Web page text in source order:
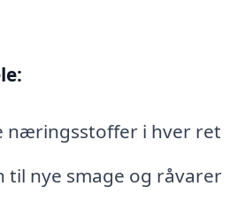
næringsstoffer i hver ret
nye smage og råvarer